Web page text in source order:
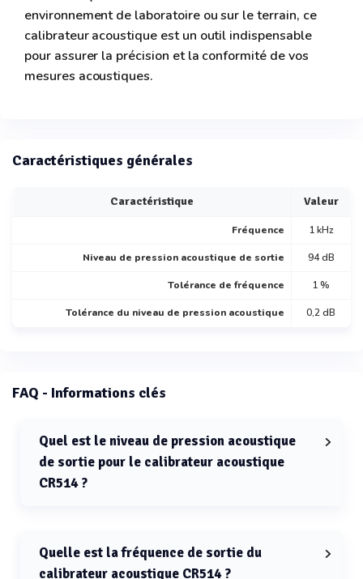
environnement de laboratoire ou sur le terrain, ce
calibrateur acoustique est un outil indispensable
pour assurer la précision et la conformité de vos
mesures acoustiques.
Caractéristiques générales
Caractéristique Valeur
Fréquence 1 kHz
Niveau de pression acoustique de sortie 94 dB
Tolérance de fréquence 1 %
Tolérance du niveau de pression acoustique 0,2 dB
FAQ - Informations clés
Quel est le niveau de pression acoustique
de sortie pour le calibrateur acoustique
CR514 ?
Quelle est la fréquence de sortie du
calibrateur acoustique CR514 ?